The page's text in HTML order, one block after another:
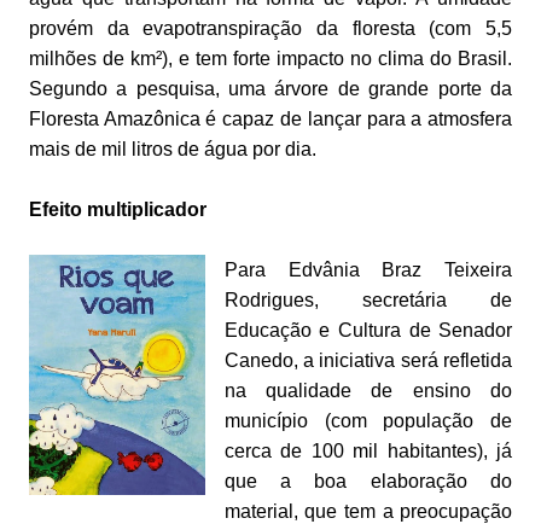
provém da evapotranspiração da floresta (com 5,5
milhões de km²), e tem forte impacto no clima do Brasil.
Segundo a pesquisa, uma árvore de grande porte da
Floresta Amazônica é capaz de lançar para a atmosfera
mais de mil litros de água por dia.
Efeito multiplicador
Para Edvânia Braz Teixeira
Rodrigues, secretária de
Educação e Cultura de Senador
Canedo, a iniciativa será refletida
na qualidade de ensino do
município (com população de
cerca de 100 mil habitantes), já
que a boa elaboração do
material, que tem a preocupação